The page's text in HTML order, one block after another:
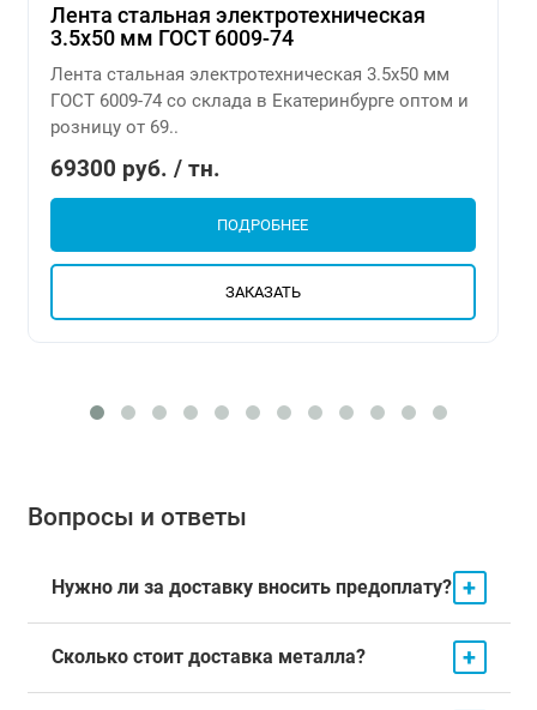
Лента стальная электротехническая
3.5х50 мм ГОСТ 6009-74
Лента стальная электротехническая 3.5х50 мм
ГОСТ 6009-74 со склада в Екатеринбурге оптом и
розницу от 69..
69300 руб. / тн.
ПОДРОБНЕЕ
ЗАКАЗАТЬ
Вопросы и ответы
Нужно ли за доставку вносить предоплату? +
Сколько стоит доставка металла? +